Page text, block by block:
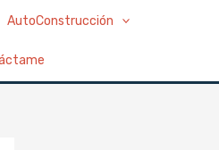
AutoConstrucción